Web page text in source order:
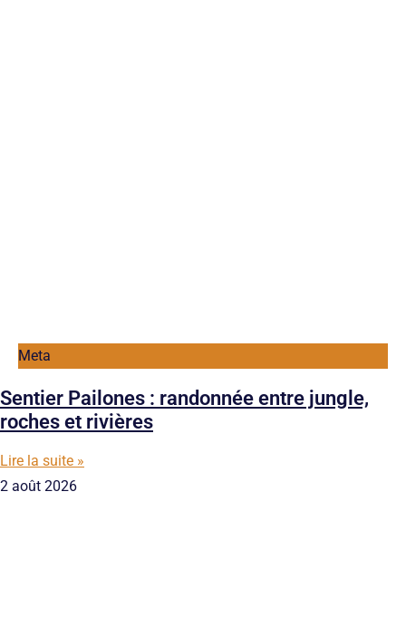
Meta
Sentier Pailones : randonnée entre jungle,
roches et rivières
Lire la suite »
2 août 2026